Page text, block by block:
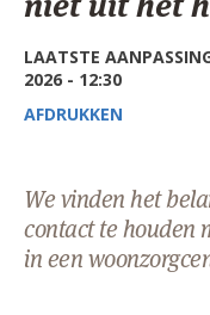
AANMELDEN
LAATSTE
2026 - 12:30
AFDRUKKEN
We vinden het
contact te houden
in een